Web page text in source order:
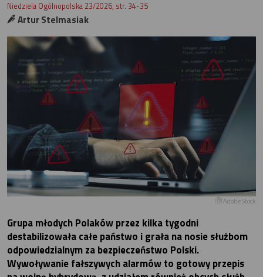
Niedziela Ogólnopolska 23/2026, str. 34-35
Artur Stelmasiak
Adobe Stock
Grupa młodych Polaków przez kilka tygodni
destabilizowała całe państwo i grała na nosie służbom
odpowiedzialnym za bezpieczeństwo Polski.
Wywoływanie fałszywych alarmów to gotowy przepis